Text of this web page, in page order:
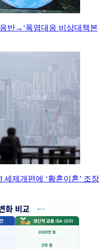
반→‘폭염대응 비상대책본
세제개편에 ‘황혼이혼’ 조장